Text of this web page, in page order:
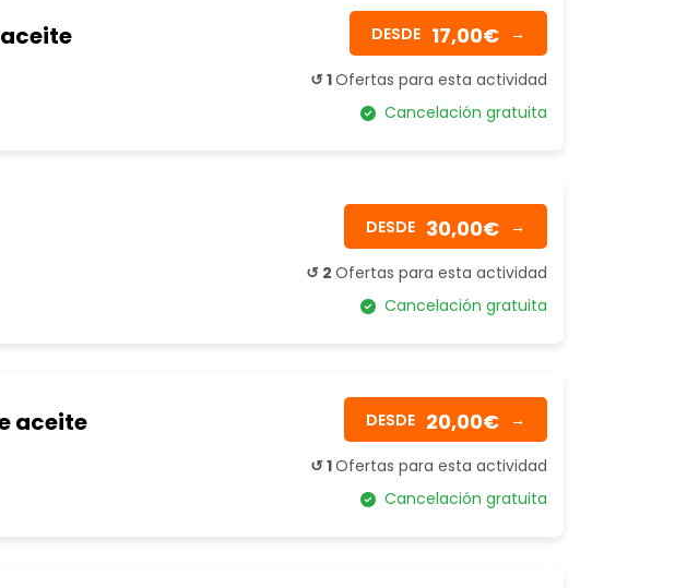
DESDE 17,00€ →
↺ 1Ofertas para esta actividad
Cancelación gratuita
DESDE 30,00€ →
↺ 2 Ofertas para esta actividad
Cancelación gratuita
aceite DESDE 20,00€ →
↺ 1Ofertas para esta actividad
Cancelación gratuita